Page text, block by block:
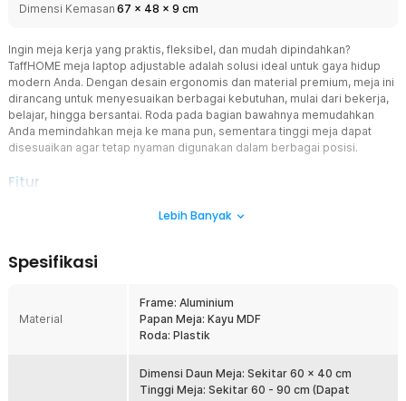
Dimensi Kemasan 67 x 48 x 9 cm
Ingin meja kerja yang praktis, fleksibel, dan mudah dipindahkan?
TaffHOME meja laptop adjustable adalah solusi ideal untuk gaya hidup
modern Anda. Dengan desain ergonomis dan material premium, meja ini
dirancang untuk menyesuaikan berbagai kebutuhan, mulai dari bekerja,
belajar, hingga bersantai. Roda pada bagian bawahnya memudahkan
Anda memindahkan meja ke mana pun, sementara tinggi meja dapat
disesuaikan agar tetap nyaman digunakan dalam berbagai posisi.
Fitur
Dengan struktur rangka yang kuat dan permukaan luas, meja ini
berada, baik di kamar, ruang tamu, maupun kantor rumahan.
Desain Fleksibel
Mengadopsi desain C-shape yang memudahkan bagian bawah
memungkinkan postur tubuh tetap tegak dan nyaman selama
bekerja, belajar, atau bersantai. Struktur terbuka di bagian
Lebih Banyak
Spesifikasi
Material
Frame: Aluminium
Papan Meja: Kayu MDF
Roda: Plastik
Dimensi Daun Meja: Sekitar 60 x 40 cm
Tinggi Meja: Sekitar 60 - 90 cm (Dapat